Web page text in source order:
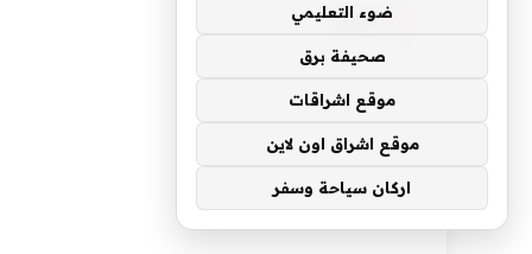
جذرية
ضوء التعليمي
صحيفة برق
موقع اشراقات
موقع اشراق اون لاين
اركان سياحة وسفر